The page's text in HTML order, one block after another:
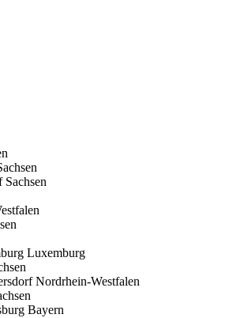
Sachsen
Luxemburg
Nordrhein-Westfalen
Bayern